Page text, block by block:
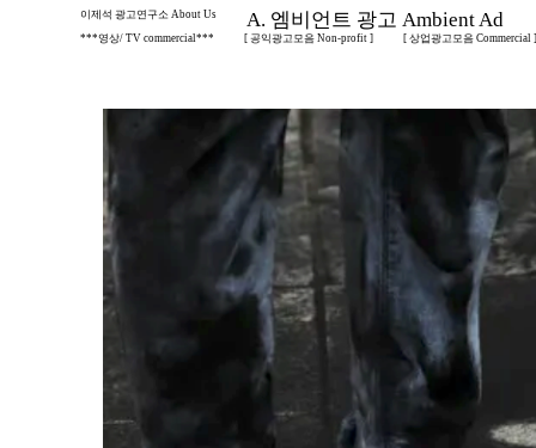
이제석 광고연구소 About Us A. 엠비언트 광고 Ambient Ad
***영상/ TV commercial*** [ 공익광고모음 Non-profit ] [ 상업광고모음 Commercial ]